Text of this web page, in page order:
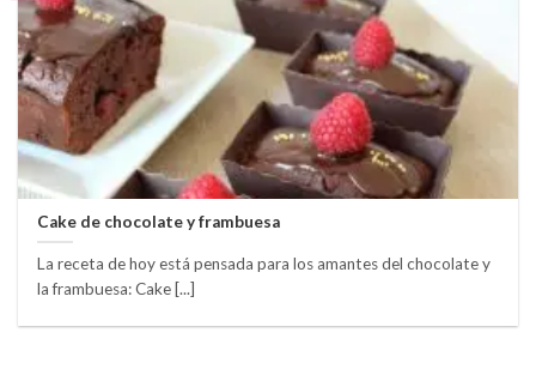
Cake de chocolate y frambuesa
La receta de hoy está pensada para los amantes del chocolate y
la frambuesa: Cake [...]